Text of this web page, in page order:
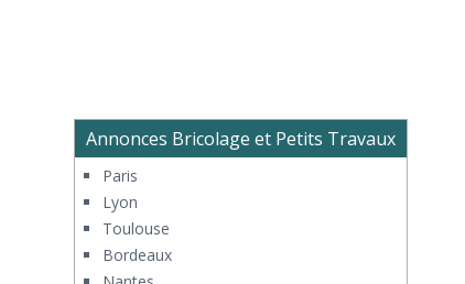
Annonces Bricolage et Petits Travaux
Paris
Lyon
Toulouse
Bordeaux